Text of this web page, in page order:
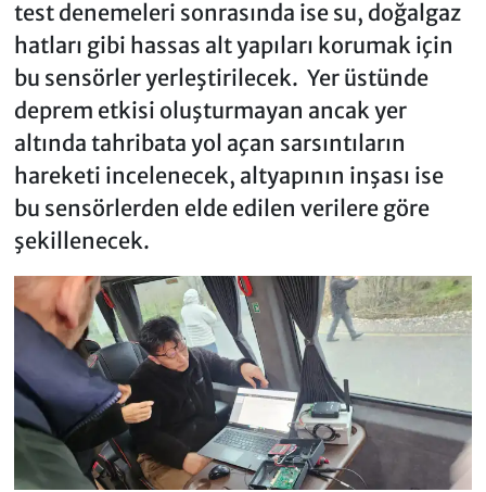
test denemeleri sonrasında ise su, doğalgaz
hatları gibi hassas alt yapıları korumak için
bu sensörler yerleştirilecek. Yer üstünde
deprem etkisi oluşturmayan ancak yer
altında tahribata yol açan sarsıntıların
hareketi incelenecek, altyapının inşası ise
bu sensörlerden elde edilen verilere göre
şekillenecek.